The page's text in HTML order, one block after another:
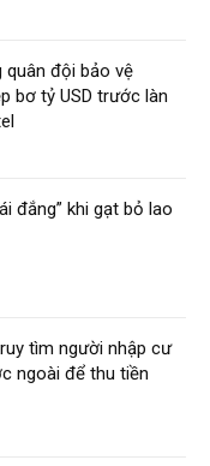
quân đội bảo vệ
bơ tỷ USD trước làn
đắng” khi gạt bỏ lao
tìm người nhập cư
ngoài để thu tiền